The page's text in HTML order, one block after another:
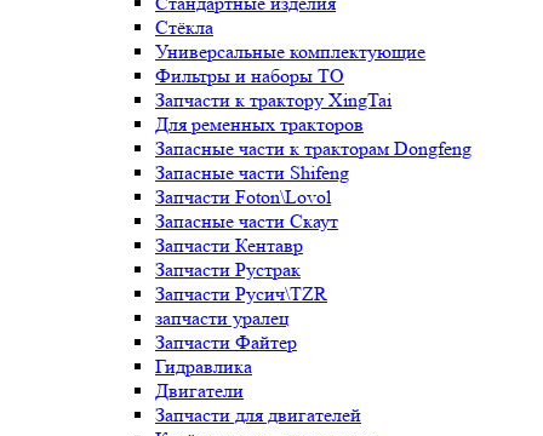
Стёкла
Универсальные комплектующие
Фильтры и наборы ТО
Запчасти к трактору XingTai
Для ременных тракторов
Запасные части к тракторам Dongfeng
Запасные части Shifeng
Запчасти Foton\Lovol
Запасные части Скаут
Запчасти Кентавр
Запчасти Рустрак
Запчасти Русич\TZR
запчасти уралец
Запчасти Файтер
Гидравлика
Двигатели
Запчасти для двигателей